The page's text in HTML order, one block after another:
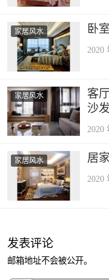
家居风水 卧
2020
家居风水
客
沙
2020
家居风水 居
2020
发表评论
邮箱地址不会被公开。